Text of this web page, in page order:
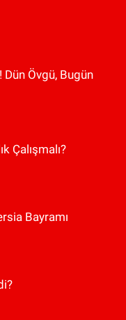
Dün Övgü, Bugün
Çalışmalı?
Bayramı